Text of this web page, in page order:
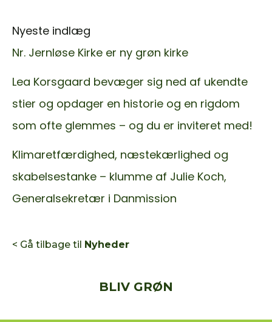
Nyeste indlæg
Nr. Jernløse Kirke er ny grøn kirke
Lea Korsgaard bevæger sig ned af ukendte
stier og opdager en historie og en rigdom
som ofte glemmes – og du er inviteret med!
Klimaretfærdighed, næstekærlighed og
skabelsestanke – klumme af Julie Koch,
Generalsekretær i Danmission
< Gå tilbage til Nyheder
BLIV GRØN